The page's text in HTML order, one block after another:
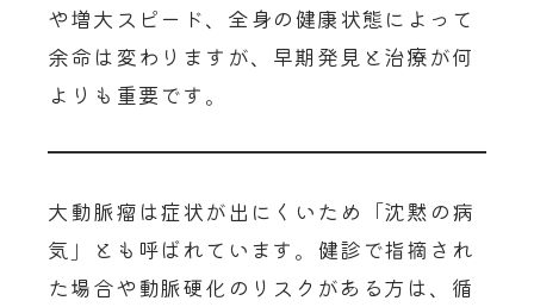
や増大スピード、全身の健康状態によって
余命は変わりますが、早期発見と治療が何
よりも重要です。
大動脈瘤は症状が出にくいため「沈黙の病
気」とも呼ばれています。健診で指摘され
た場合や動脈硬化のリスクがある方は、循